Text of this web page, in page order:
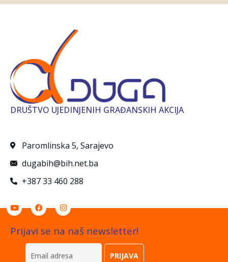
DRUŠTVO UJEDINJENIH GRAĐANSKIH AKCIJA
Paromlinska 5, Sarajevo
dugabih@bih.net.ba
+387 33 460 288
Prijavi se na naš newsletter!